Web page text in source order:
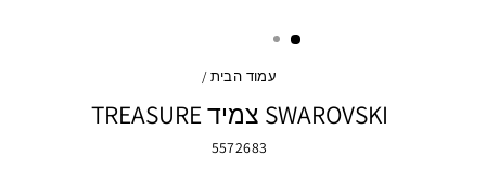
עמוד הבית /
SWAROVSKI צמיד TREASURE
5572683